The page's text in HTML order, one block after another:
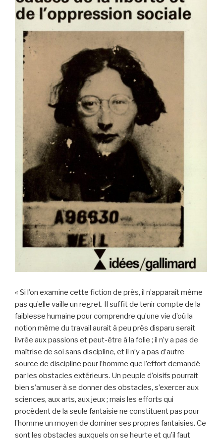
« Si l’on examine cette fiction de près, il n’apparaît même
pas qu’elle vaille un regret. Il suffit de tenir compte de la
faiblesse humaine pour comprendre qu’une vie d’où la
notion même du travail aurait à peu près disparu serait
livrée aux passions et peut-être à la folie ; il n’y a pas de
maîtrise de soi sans discipline, et il n’y a pas d’autre
source de discipline pour l’homme que l’effort demandé
par les obstacles extérieurs. Un peuple d’oisifs pourrait
bien s’amuser à se donner des obstacles, s’exercer aux
sciences, aux arts, aux jeux ; mais les efforts qui
procèdent de la seule fantaisie ne constituent pas pour
l’homme un moyen de dominer ses propres fantaisies. Ce
sont les obstacles auxquels on se heurte et qu’il faut